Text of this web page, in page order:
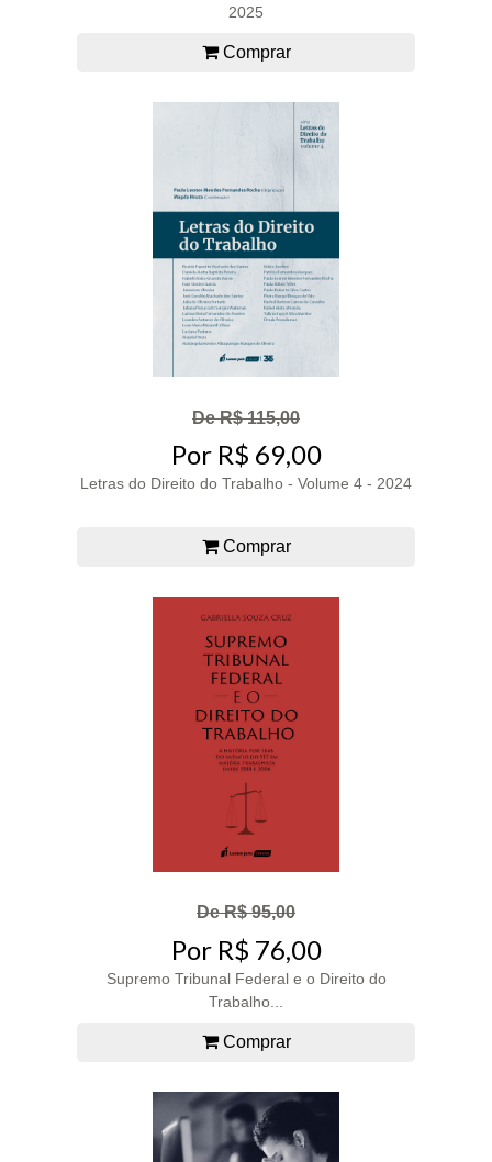
2025
Comprar
De R$ 115,00
Por R$ 69,00
Letras do Direito do Trabalho - Volume 4 - 2024
Comprar
De R$ 95,00
Por R$ 76,00
Supremo Tribunal Federal e o Direito do
Trabalho...
Comprar